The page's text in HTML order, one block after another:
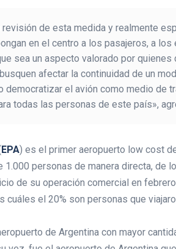
de esta medida y realmente
en el centro a los pasajeros, a los
sea un aspecto valorado por quienes
afectar la continuidad de un
democratizar el avión como medio de
todas las personas de este país»,
EPA) es el primer aeropuerto low cost
1.000 personas de manera directa, de
de su operación comercial en
cuáles el 20% son personas que
de Argentina con mayor